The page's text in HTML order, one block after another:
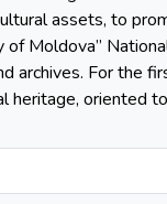
assets, to
Moldova”
archives. For the
heritage, oriented